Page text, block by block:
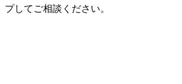
プしてご相談ください。